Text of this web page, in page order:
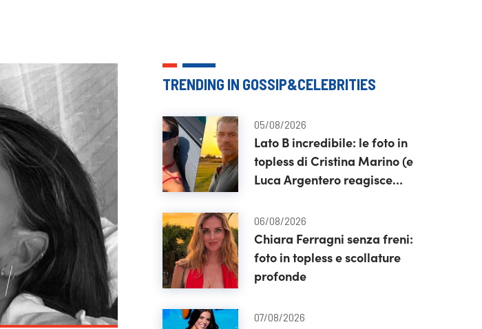
TRENDING IN GOSSIP&CELEBRITIES
05/08/2026
Lato B incredibile: le foto in
topless di Cristina Marino (e
Luca Argentero reagisce
06/08/2026
Chiara Ferragni senza freni:
foto in topless e scollature
profonde
07/08/2026